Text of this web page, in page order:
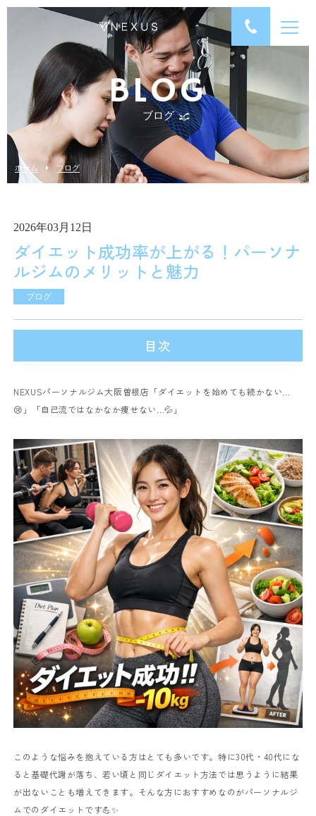
BLOG
ブログ
ホーム ブログ
2026年03月12日
ダイエット成功率が上がる！パーソナ
ルジムのメリットと魅力
ブログ
目次
NEXUSパーソナルジム大阪曽根店「ダイエットを始めても続かない…
😢」「自己流ではなかなか痩せない…💦」
このような悩みを抱えている方はとても多いです。特に30代・40代にな
ると基礎代謝が落ち、若い頃と同じダイエット方法では思うように結果
が出ないことも増えてきます。そんな方におすすめなのがパーソナルジ
ムでのダイエットです💪✨